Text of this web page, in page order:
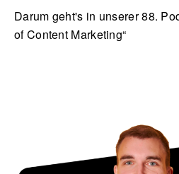
Darum geht's in unserer 88.
of Content Marketing“